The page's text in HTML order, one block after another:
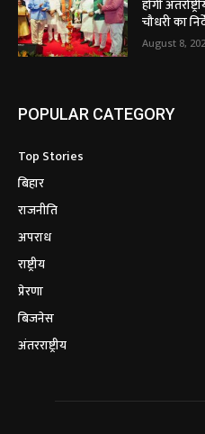
होगी
चौधरी का
August 8,
POPULAR CATEGORY
Top Stories
बिहार
राजनीति
अपराध
राष्ट्रीय
प्रेरणा
बिजनेस
अंतरराष्ट्रीय